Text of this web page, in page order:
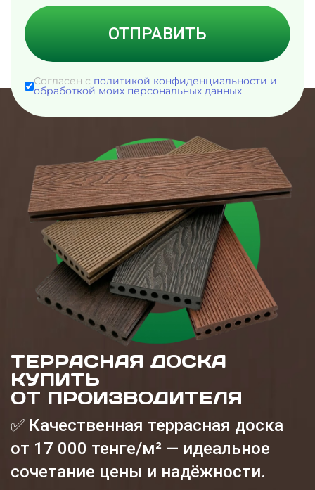
ОТПРАВИТЬ
Согласен с политикой конфиденциальности и
обработкой моих персональных данных
ТЕРРАСНАЯ ДОСКА
КУПИТЬ
ОТ ПРОИЗВОДИТЕЛЯ
✅ Качественная террасная доска
от 17 000 тенге/м² — идеальное
сочетание цены и надёжности.